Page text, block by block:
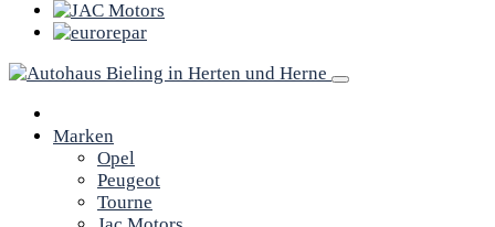
Marken
Opel
Peugeot
Tourne